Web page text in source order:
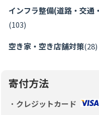
インフラ整備(道路・交通
(103)
空き家・空き店舗対策(28)
寄付方法
クレジットカード